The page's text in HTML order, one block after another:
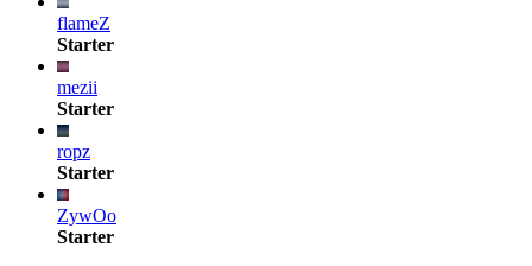
flameZ
Starter
mezii
Starter
ropz
Starter
ZywOo
Starter